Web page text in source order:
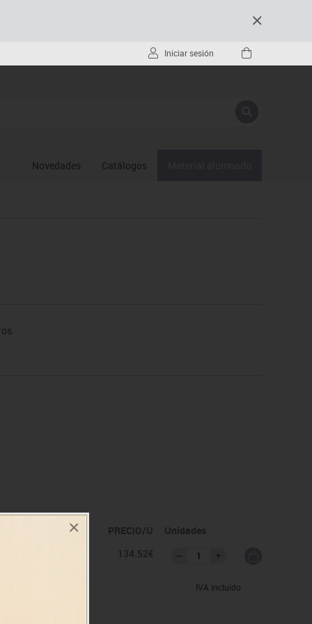
×
Iniciar sesión
Novedades Catálogos
PRECIO/U
Unidades
134.52€
IVA incluido